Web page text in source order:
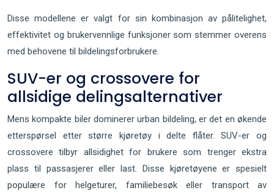
Disse modellene er valgt for sin kombinasjon av pålitelighet,
effektivitet og brukervennlige funksjoner som stemmer overens
med behovene til bildelingsforbrukere.
SUV-er og crossovere for
allsidige delingsalternativer
Mens kompakte biler dominerer urban bildeling, er det en økende
etterspørsel etter større kjøretøy i delte flåter. SUV-er og
crossovere tilbyr allsidighet for brukere som trenger ekstra
plass til passasjerer eller last. Disse kjøretøyene er spesielt
populære for helgeturer, familiebesøk eller transport av